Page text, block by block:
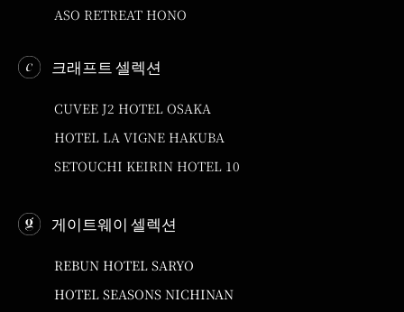
ASO RETREAT HONO
크래프트 셀렉션
CUVEE J2 HOTEL OSAKA
HOTEL LA VIGNE HAKUBA
SETOUCHI KEIRIN HOTEL 10
게이트웨이 셀렉션
REBUN HOTEL SARYO
HOTEL SEASONS NICHINAN